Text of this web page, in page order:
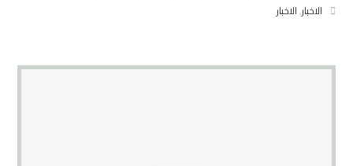
الاخبار,الاخبار